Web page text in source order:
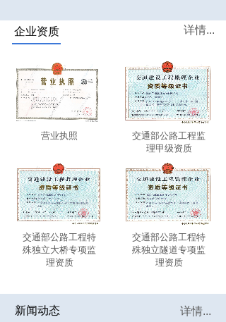
详情...
企业资质
营业执照
交通部公路工程监
理甲级资质
交通部公路工程特
殊独立大桥专项监
理资质
交通部公路工程特
殊独立隧道专项监
理资质
详情...
新闻动态